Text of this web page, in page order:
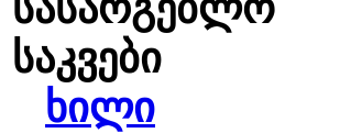
საკვები
ხილი